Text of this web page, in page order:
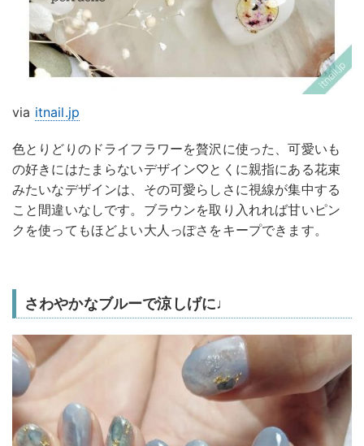
via itnail.jp
色とりどりのドライフラワーを贅沢に使った、可愛いも
の好きにはたまらないデザイン♡とくに親指にある花束
みたいなデザインは、その可愛らしさに視線が集中する
こと間違いなしです。ブラウンを取り入れれば甘いピン
クを使ってもほどよい大人っぽさをキープできます。
さわやかなブルーで涼しげに♩